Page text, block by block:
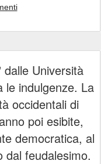
Università
le indulgenze. La
occidentali di
poi esibite,
democratica, al
dal feudalesimo.